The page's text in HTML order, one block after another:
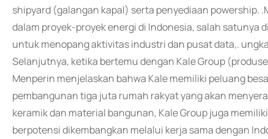
shipyard (galangan kapal) serta penyediaan
dalam proyek-proyek energi di Indonesia, salah
untuk menopang aktivitas industri dan pusat data,.
Selanjutnya, ketika bertemu dengan Kale Group
Menperin menjelaskan bahwa Kale memiliki peluang
pembangunan tiga juta rumah rakyat yang akan
keramik dan material bangunan, Kale Group juga
berpotensi dikembangkan melalui kerja sama dengan